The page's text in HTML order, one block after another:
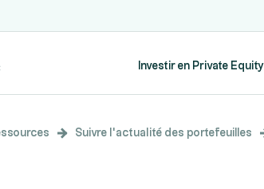
Investir en Private Equity
Suivre l’actualité des portefeuilles